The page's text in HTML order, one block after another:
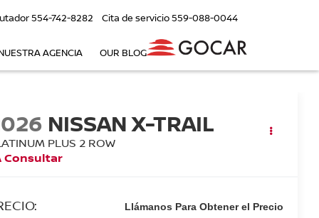
554-742-8282 Cita de servicio559-088-0044
AGENCIA OUR BLOG
NISSAN X-TRAIL
PLUS 2 ROW
Consultar
Llámanos Para Obtener el Precio